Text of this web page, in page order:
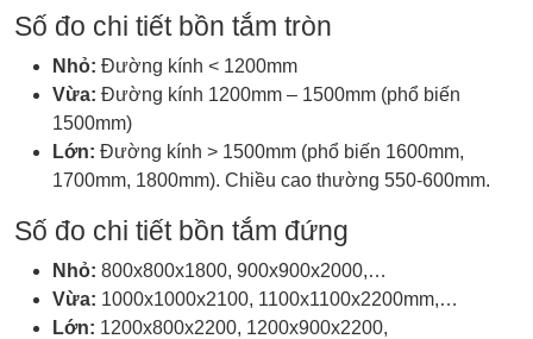
Số đo chi tiết bồn tắm tròn
Nhỏ: Đường kính < 1200mm
Vừa: Đường kính 1200mm – 1500mm (phổ biến
1500mm)
Lớn: Đường kính > 1500mm (phổ biến 1600mm,
1700mm, 1800mm). Chiều cao thường 550-600mm.
Số đo chi tiết bồn tắm đứng
Nhỏ: 800x800x1800, 900x900x2000,…
Vừa: 1000x1000x2100, 1100x1100x2200mm,…
Lớn: 1200x800x2200, 1200x900x2200,